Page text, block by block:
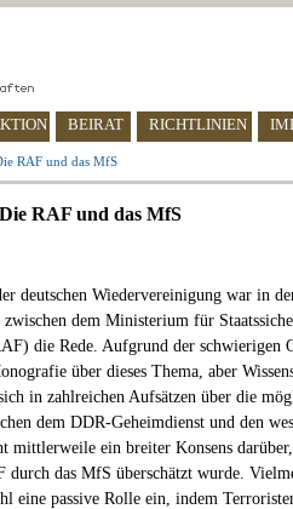
BEIRAT RICHTLINIEN
RAF und das MfS
RAF und das MfS
deutschen Wiedervereinigung war in
zwischen dem Ministerium für
die Rede. Aufgrund der schwierigen
über dieses Thema, aber
in zahlreichen Aufsätzen über die
dem DDR-Geheimdienst und den
mittlerweile ein breiter Konsens
durch das MfS überschätzt wurde.
eine passive Rolle ein, indem